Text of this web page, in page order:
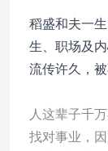
稻盛和夫一
生、职场及
流传许久，
人这辈子千
找对事业，